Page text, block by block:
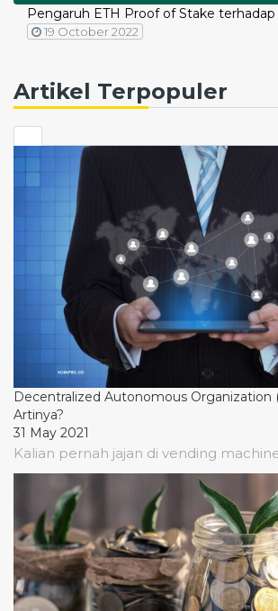
Pengaruh ETH Proof of Stake terhadap
19 October 2022
Artikel Terpopuler
Decentralized Autonomous Organization
Artinya?
31 May 2021
Kalian pernah jajan di vending